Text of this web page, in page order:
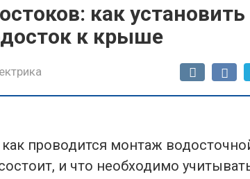
как установить
к крыше
проводится монтаж
и что необходимо